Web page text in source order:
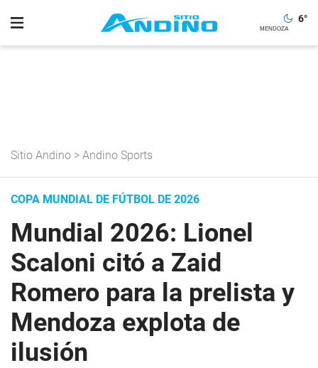
6°
Sitio Andino > Andino Sports
COPA MUNDIAL DE FÚTBOL DE 2026
Mundial 2026: Lionel
Scaloni citó a Zaid
Romero para la prelista y
Mendoza explota de
ilusión